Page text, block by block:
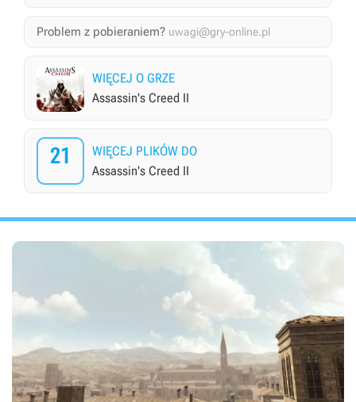
Problem z pobieraniem? uwagi@gry-online.pl
WIĘCEJ O GRZE
Assassin's Creed II
21
WIĘCEJ PLIKÓW DO
Assassin's Creed II